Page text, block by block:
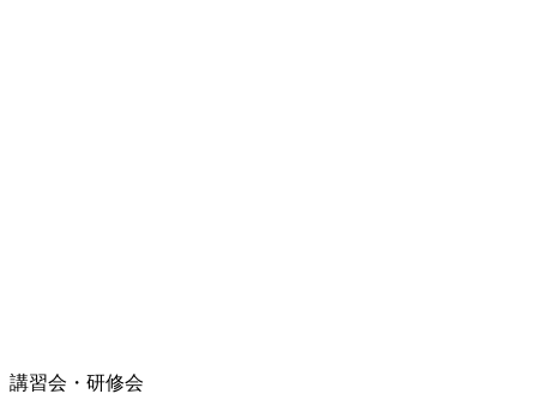
講習会・研修会